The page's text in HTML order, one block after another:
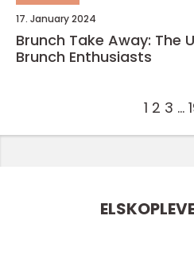
17. January 2024
Brunch Take Away: The
Brunch Enthusiasts
1 2 3 …